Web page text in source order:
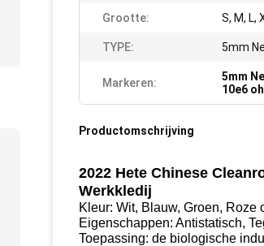
Grootte: S, M, L,
TYPE: 5mm
Markeren: 5mm
10e6
Productomschrijving
2022 Hete Chinese
Werkkledij
Kleur: Wit, Blauw, Groen, Roze
Eigenschappen: Antistatisch,
Toepassing: de biologische